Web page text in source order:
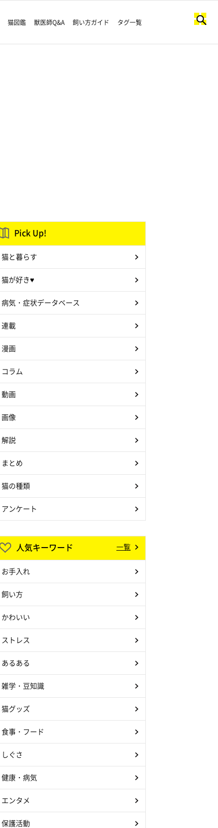
猫図鑑 獣医師Q&A 飼い方ガイド タグ一覧
Pick Up!
猫と暮らす
猫が好き♥
病気・症状データベース
連載
漫画
コラム
動画
画像
解説
まとめ
猫の種類
アンケート
人気キーワード 一覧
お手入れ
飼い方
かわいい
ストレス
あるある
雑学・豆知識
猫グッズ
食事・フード
しぐさ
健康・病気
エンタメ
保護活動